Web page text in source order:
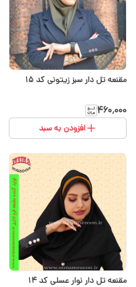
مقنعه تل دار سبز زیتونی کد ۱۵
۴۶۰٬۰۰۰
افزودن به سبد
مقنعه تل دار نوار عسلی کد ۱۴